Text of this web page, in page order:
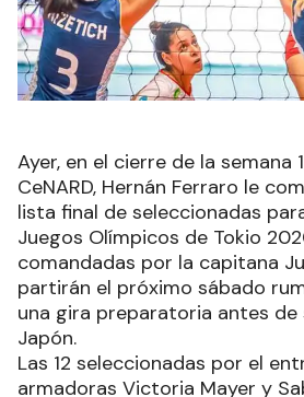
Ayer, en el cierre de la semana
CeNARD, Hernán Ferraro le
lista final de seleccionadas
Juegos Olímpicos de Tokio
comandadas por la capitana
partirán el próximo sábado
una gira preparatoria antes de
Japón.
Las 12 seleccionadas por el
armadoras Victoria Mayer y